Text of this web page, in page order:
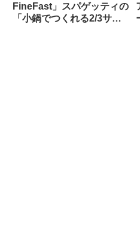
FineFast」スパゲッティの
「小鍋でつくれる2/3サイ